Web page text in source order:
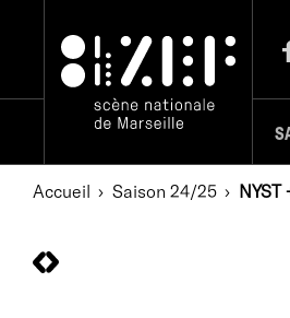
Accueil Saison 24/25 NYST